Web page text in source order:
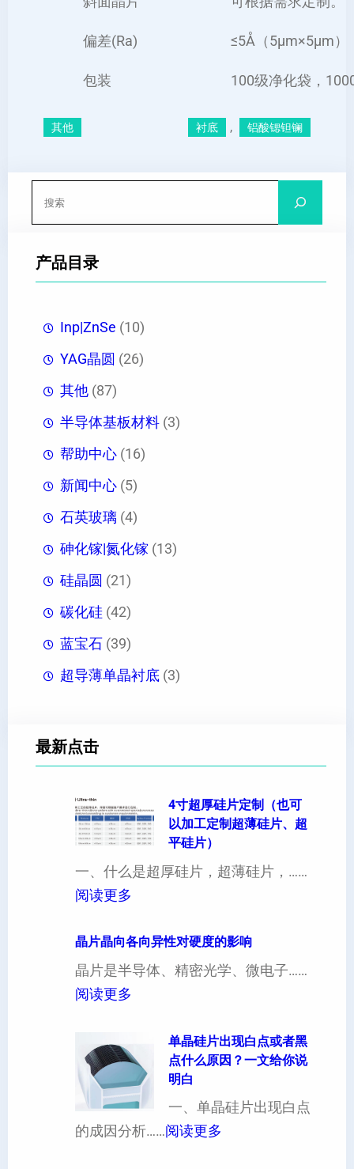
偏差(Ra) ≤5Å（5µm×5µm）
包装 100级净化袋，
其他 衬底 , 铝酸锶钽镧
产品目录
Inp|ZnSe (10)
YAG晶圆 (26)
其他 (87)
半导体基板材料 (3)
帮助中心 (16)
新闻中心 (5)
石英玻璃 (4)
砷化镓|氮化镓 (13)
硅晶圆 (21)
碳化硅 (42)
蓝宝石 (39)
超导薄单晶衬底 (3)
最新点击
4寸超厚硅片定制（也可
以加工定制超薄硅片、超
平硅片）
一、什么是超厚硅片，超薄硅片，……
阅读更多
寸
超
定
制
（
也
晶片晶向各向异性对硬度的影响
晶片是半导体、精密光学、微电子……
阅读更多
晶
向
各
向
单晶硅片出现白点或者黑
点什么原因？一文给你说
明白
一、单晶硅片出现白点
的成因分析……阅读更多